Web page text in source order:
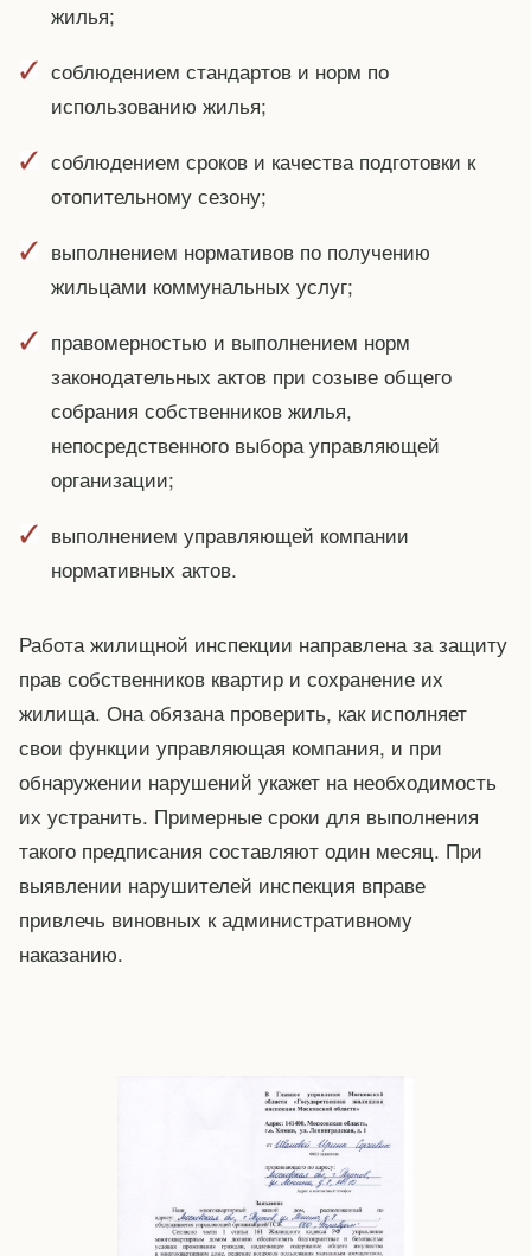
жилья;
соблюдением стандартов и норм по
использованию жилья;
соблюдением сроков и качества подготовки к
отопительному сезону;
выполнением нормативов по получению
жильцами коммунальных услуг;
правомерностью и выполнением норм
законодательных актов при созыве общего
собрания собственников жилья,
непосредственного выбора управляющей
организации;
выполнением управляющей компании
нормативных актов.
Работа жилищной инспекции направлена за защиту
прав собственников квартир и сохранение их
жилища. Она обязана проверить, как исполняет
свои функции управляющая компания, и при
обнаружении нарушений укажет на необходимость
их устранить. Примерные сроки для выполнения
такого предписания составляют один месяц. При
выявлении нарушителей инспекция вправе
привлечь виновных к административному
наказанию.